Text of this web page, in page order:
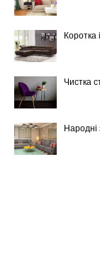
Коротка
Чистка
Народні